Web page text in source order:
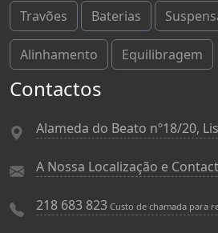
Travões Baterias
Alinhamento Equilibragem
Contactos
Alameda do Beato nº18/20,
A Nossa Localização e
218 683 823 Custo de chamada para